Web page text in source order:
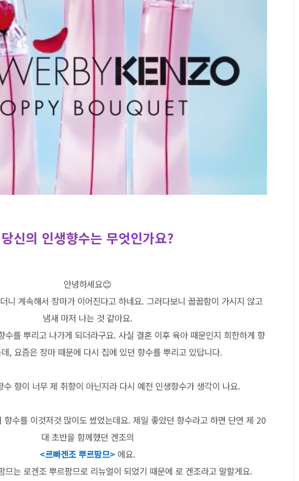
당신의 인생향수는 무엇인가요?
안녕하세요😊
니 계속해서 장마가 이어진다고 하네요. 그러다보니 꿉꿉함이 가시지 않고
냄새 마저 나는 것 같아요.
수를 뿌리고 나가게 되더라구요. 사실 결혼 이후 육아 때문인지 희한하게 향
, 요즘은 장마 때문에 다시 집에 있던 향수를 뿌리고 있답니다.
수 향이 너무 제 취향이 아닌지라 다시 예전 인생향수가 생각이 나요.
향수를 이것저것 많이도 썼었는데요. 제일 좋았던 향수라고 하면 단연 제 20
대 초반을 함께했던 겐조의
<르빠겐조 뿌르팜므> 에요.
므는 로겐조 뿌르팜므로 리뉴얼이 되었기 때문에 로 겐조라고 말할게요.